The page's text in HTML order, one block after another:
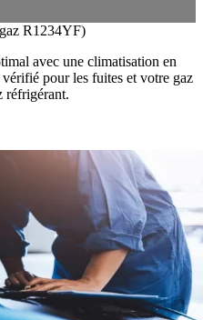
R1234YF)
avec une climatisation en
pour les fuites et votre gaz
réfrigérant.